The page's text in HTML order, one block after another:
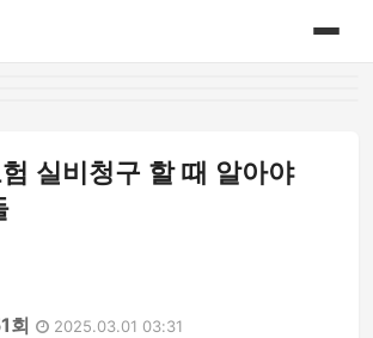
실비청구 할 때 알아야
회 2025.03.01 03:31